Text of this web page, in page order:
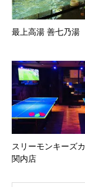
最上高湯 善七乃湯
スリーモンキーズ
関内店